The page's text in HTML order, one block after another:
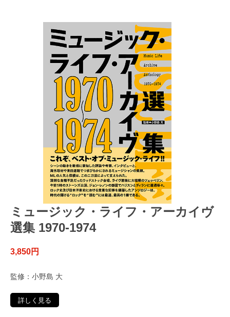
ミュージック・ライフ・アーカイヴ
選集 1970-1974
3,850円
監修：小野島 大
詳しく見る